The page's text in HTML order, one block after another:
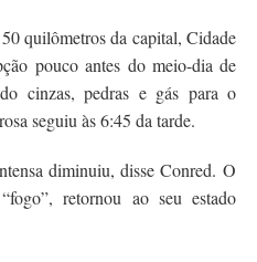
quilômetros da capital, Cidade
pouco antes do meio-dia de
cinzas, pedras e gás para o
seguiu às 6:45 da tarde.
diminuiu, disse Conred. O
retornou ao seu estado